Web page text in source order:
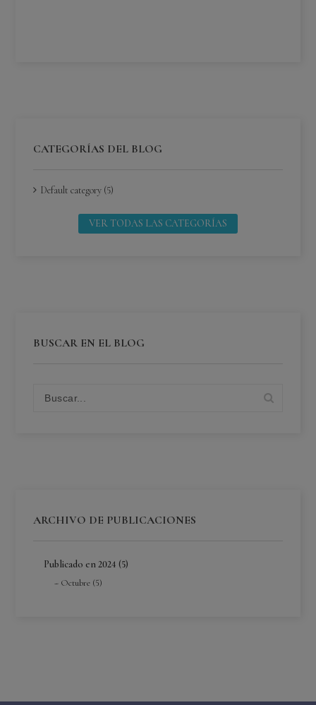
CATEGORÍAS DEL BLOG
Default category (5)
VER TODAS LAS CATEGORÍAS
BUSCAR EN EL BLOG
ARCHIVO DE PUBLICACIONES
Publicado en 2024 (5)
Octubre (5)